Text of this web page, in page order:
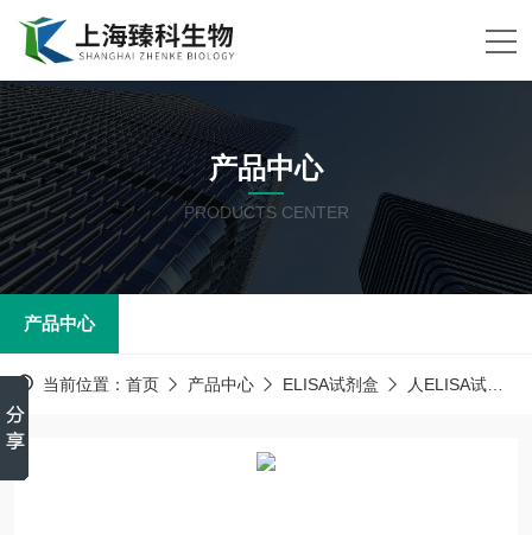
产品中心
PRODUCTS CENTER
产品中心
当前位置： 首页 产品中心 ELISA试剂盒 人ELISA试剂盒